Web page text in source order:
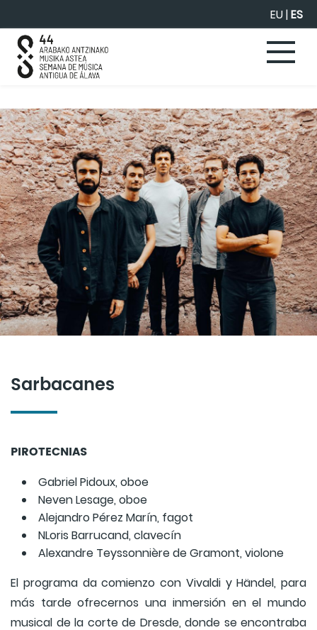
EU|ES
Sarbacanes
PIROTECNIAS
Gabriel Pidoux, oboe
Neven Lesage, oboe
Alejandro Pérez Marín, fagot
NLoris Barrucand, clavecín
Alexandre Teyssonnière de Gramont, violone
El programa da comienzo con Vivaldi y Händel, para
más tarde ofrecernos una inmersión en el mundo
musical de la corte de Dresde, donde se encontraba